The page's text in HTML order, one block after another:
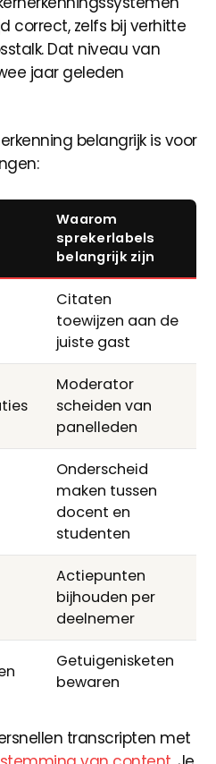
correct, zelfs bij verhitte
Dat niveau van
jaar geleden
belangrijk is voor
Waarom
sprekerlabels
belangrijk zijn
Citaten
toewijzen aan de
juiste gast
Moderator
scheiden van
panelleden
Onderscheid
maken tussen
docent en
studenten
Actiepunten
bijhouden per
deelnemer
Getuigenisketen
bewaren
transcripten met